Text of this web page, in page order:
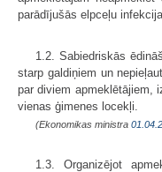
parādījušās elpceļu
1.2. Sabiedriskās
starp galdiņiem un
par diviem apmeklētājiem,
vienas ģimenes locekļi.
(Ekonomikas ministra
1.3. Organizējot